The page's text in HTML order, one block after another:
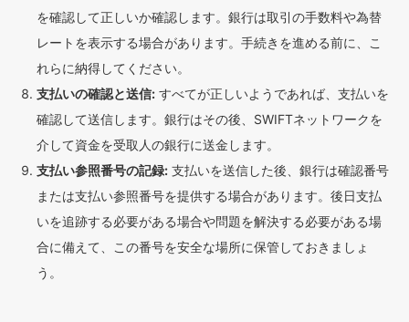
を確認して正しいか確認します。銀行は取引の手数料や為替
レートを表示する場合があります。手続きを進める前に、こ
れらに納得してください。
支払いの確認と送信: すべてが正しいようであれば、支払いを
確認して送信します。銀行はその後、SWIFTネットワークを
介して資金を受取人の銀行に送金します。
支払い参照番号の記録: 支払いを送信した後、銀行は確認番号
または支払い参照番号を提供する場合があります。後日支払
いを追跡する必要がある場合や問題を解決する必要がある場
合に備えて、この番号を安全な場所に保管しておきましょ
う。